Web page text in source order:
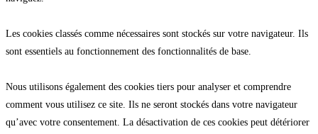
Les cookies classés comme nécessaires sont stockés sur votre navigateur. Ils
sont essentiels au fonctionnement des fonctionnalités de base.
Nous utilisons également des cookies tiers pour analyser et comprendre
comment vous utilisez ce site. Ils ne seront stockés dans votre navigateur
qu’avec votre consentement. La désactivation de ces cookies peut détériorer